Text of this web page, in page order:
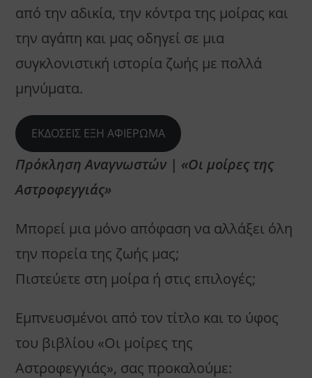
από την αδικία, την κόντρα της μοίρας και
την αγάπη και μας οδηγεί σε μια
συγκλονιστική ιστορία ζωής με πολλά
μηνύματα.
ΕΚΔΟΣΕΙΣ ΕΞΗ ΑΦΙΕΡΩΜΑ
Πρόκληση Αναγνωστών | «Οι μοίρες της
Αστροφεγγιάς»
Μπορεί μια μόνο απόφαση να αλλάξει όλη
την πορεία της ζωής μας;
Πιστεύετε στη μοίρα ή στις επιλογές;
Εμπνευσμένοι από τον τίτλο και το ύφος
του βιβλίου «Οι μοίρες της
Αστροφεγγιάς», σας προκαλούμε: